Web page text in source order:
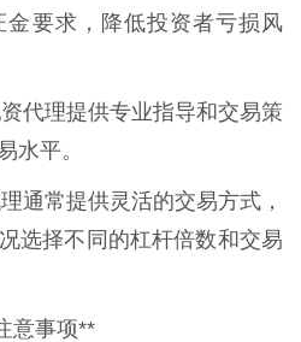
要求，降低投资者亏损风
代理提供专业指导和交易策
水平。
通常提供灵活的交易方式，
选择不同的杠杆倍数和交易
意事项**